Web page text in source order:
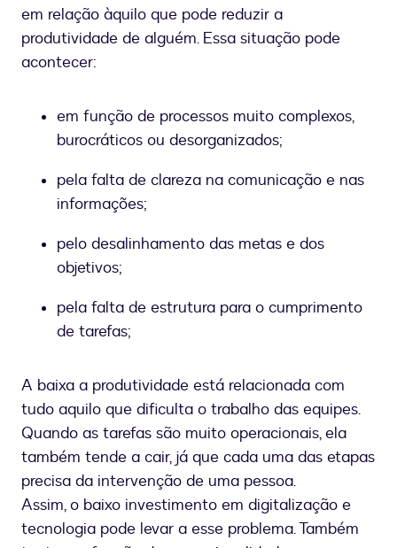
em relação àquilo que pode reduzir a
produtividade de alguém. Essa situação pode
acontecer:
em função de processos muito complexos,
burocráticos ou desorganizados;
pela falta de clareza na comunicação e nas
informações;
pelo desalinhamento das metas e dos
objetivos;
pela falta de estrutura para o cumprimento
de tarefas;
A baixa a produtividade está relacionada com
tudo aquilo que dificulta o trabalho das equipes.
Quando as tarefas são muito operacionais, ela
também tende a cair, já que cada uma das etapas
precisa da intervenção de uma pessoa.
Assim, o baixo investimento em digitalização e
tecnologia pode levar a esse problema. Também